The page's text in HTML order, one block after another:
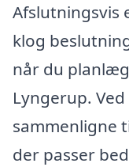
Afslutningsvis
klog
når du
Lyngerup.
sammenligne
der passer